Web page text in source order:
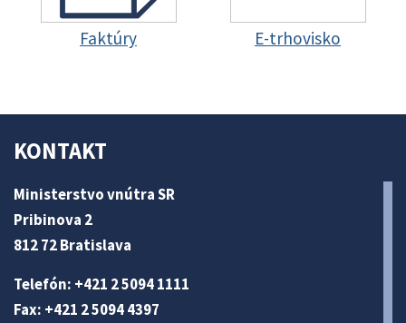
Faktúry E-trhovisko
KONTAKT
Ministerstvo vnútra SR
Pribinova 2
812 72 Bratislava
Telefón: +421 2 5094 1111
Fax: +421 2 5094 4397